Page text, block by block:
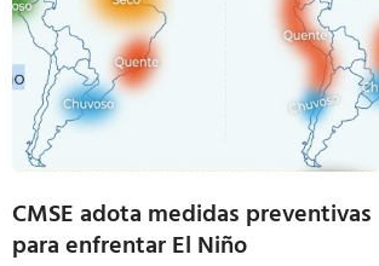
CMSE adota medidas preventivas
para enfrentar El Niño